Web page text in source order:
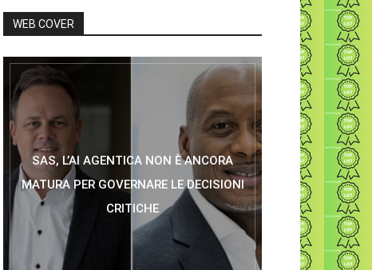
WEB COVER
SAS, L’AI AGENTICA NON È ANCORA
MATURA PER GOVERNARE LE DECISIONI
CRITICHE